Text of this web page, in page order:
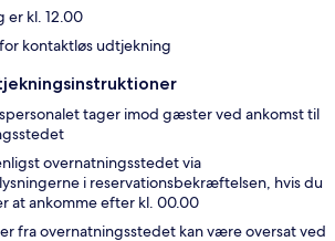
er kl. 12.00
kontaktløs udtjekning
tager imod gæster ved ankomst til
overnatningsstedet via
i reservationsbekræftelsen, hvis du
at ankomme efter kl. 00.00
fra overnatningsstedet kan være oversat ved